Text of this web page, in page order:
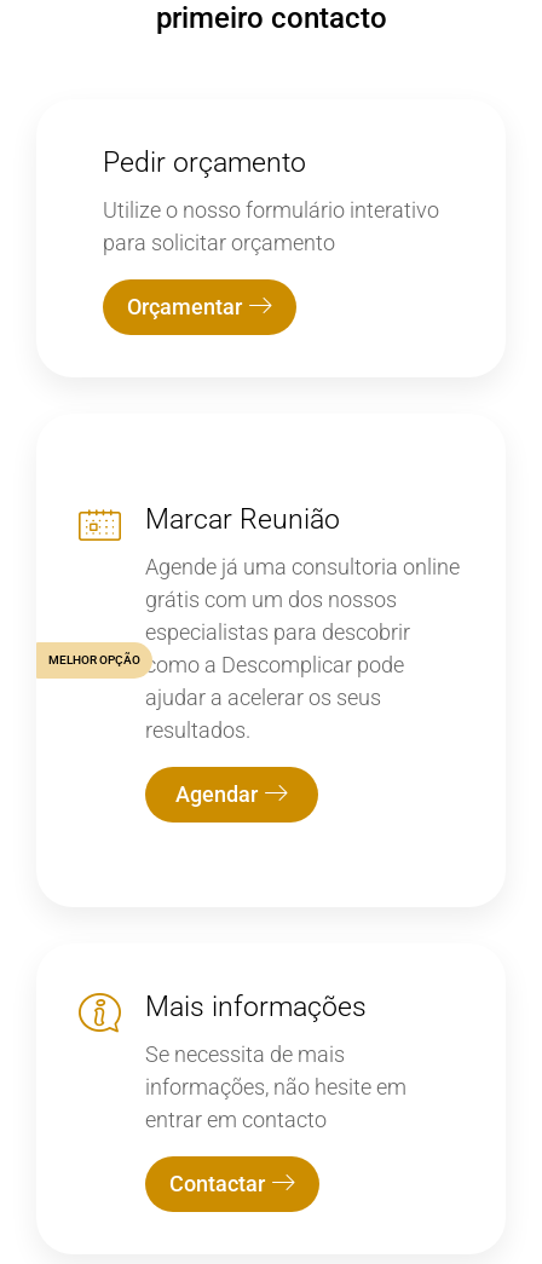
primeiro contacto
Pedir orçamento
Utilize o nosso formulário interativo
para solicitar orçamento
Orçamentar
Marcar Reunião
Agende já uma consultoria online
grátis com um dos nossos
especialistas para descobrir
como a Descomplicar pode
ajudar a acelerar os seus
resultados.
Agendar
MELHOR OPÇÃO
Mais informações
Se necessita de mais
informações, não hesite em
entrar em contacto
Contactar